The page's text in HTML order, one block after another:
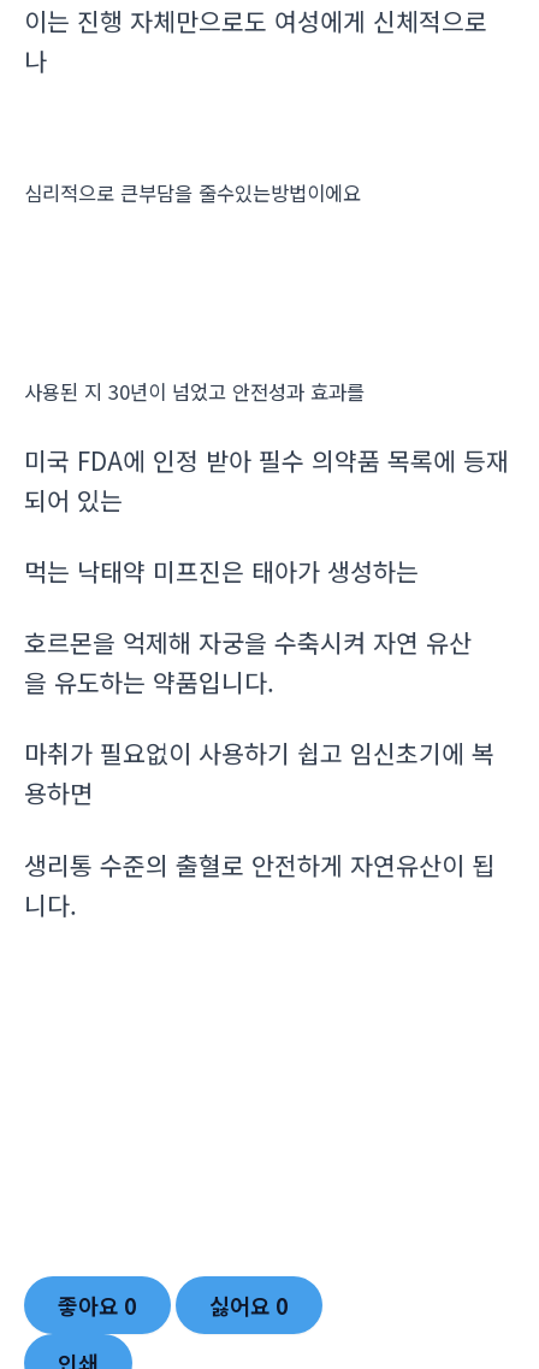
이는 진행 자체만으로도 여성에게 신체적으로
나
심리적으로 큰부담을 줄수있는방법이에요
사용된 지 30년이 넘었고 안전성과 효과를
미국 FDA에 인정 받아 필수 의약품 목록에 등재
되어 있는
먹는 낙태약 미프진은 태아가 생성하는
호르몬을 억제해 자궁을 수축시켜 자연 유산
을 유도하는 약품입니다.
마취가 필요없이 사용하기 쉽고 임신초기에 복
용하면
생리통 수준의 출혈로 안전하게 자연유산이 됩
니다.
좋아요 0 싫어요 0